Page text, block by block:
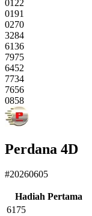
0122
0191
0270
3284
6136
7975
6452
7734
7656
0858
Perdana 4D
#20260605
Hadiah Pertama
6175